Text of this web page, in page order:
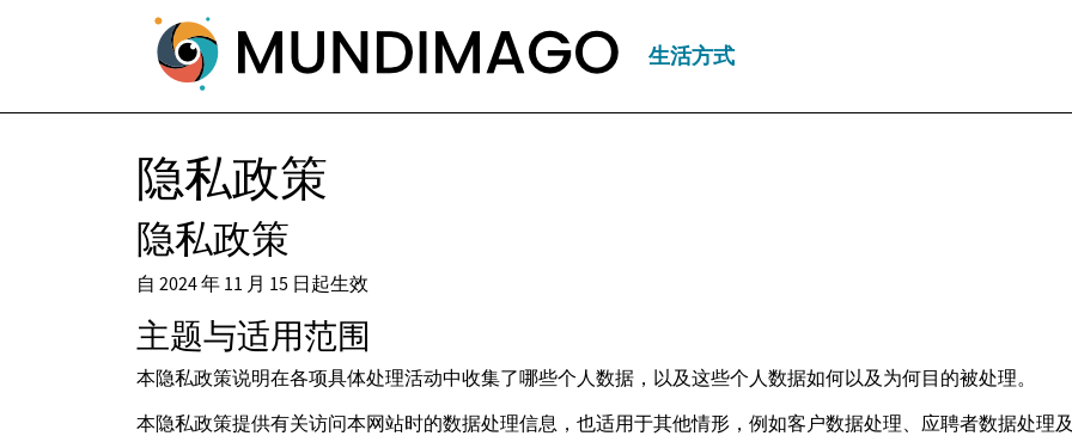
生活方式
隐私政策
隐私政策
自 2024 年 11 月 15 日起生效
主题与适用范围
本隐私政策说明在各项具体处理活动中收集了哪些个人数据，以及这些个人数据如何以及为何目的被处理。
本隐私政策提供有关访问本网站时的数据处理信息，也适用于其他情形，例如客户数据处理、应聘者数据处理